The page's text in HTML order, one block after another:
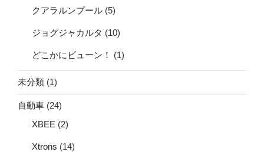
クアラルンプール (5)
ジョグジャカルタ (10)
どこかにビューン！ (1)
未分類 (1)
自動車 (24)
XBEE (2)
Xtrons (14)